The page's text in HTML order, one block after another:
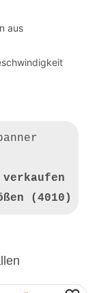
aus
verkaufen
(4010)